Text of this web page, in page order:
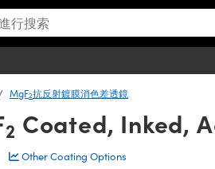
MgF2抗反射鍍膜消色差透鏡
2 Coated, Inked,
Other Coating Options